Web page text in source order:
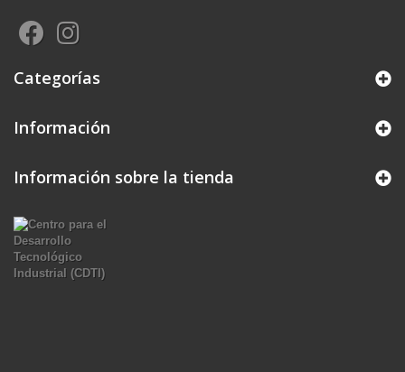
Categorías
Información
Información sobre la tienda